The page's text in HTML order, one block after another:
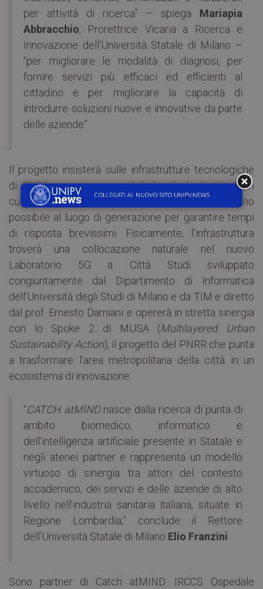
per attività di ricerca” – spiega Mariapia
Abbracchio, Prorettrice Vicaria a Ricerca e
Innovazione dell’Università Statale di Milano –
“per migliorare le modalità di diagnosi, per
fornire servizi più efficaci ed efficienti al
cittadino e per migliorare la capacità di
introdurre soluzioni nuove e innovative da parte
delle aziende”.
Il progetto insisterà sulle infrastrutture tecnologiche
di EDGE computing– modelli di calcolo distribuito in
cui l’elaborazione dei dati avviene il più vicino
possibile al luogo di generazione per garantire tempi
di risposta brevissimi. Fisicamente, l’infrastruttura
troverà una collocazione naturale nel nuovo
Laboratorio 5G a Città Studi sviluppato
congiuntamente dal Dipartimento di Informatica
dell’Università degli Studi di Milano e da TIM e diretto
dal prof. Ernesto Damiani e opererà in stretta sinergia
con lo Spoke 2 di MUSA (Multilayered Urban
Sustainability Action), il progetto del PNRR che punta
a trasformare l’area metropolitana della città in un
ecosistema di innovazione.
“CATCH atMINDnasce dalla ricerca di punta di
ambito biomedico, informatico e
dell’intelligenza artificiale presente in Statale e
negli atenei partner e rappresenta un modello
virtuoso di sinergia tra attori del contesto
accademico, dei servizi e delle aziende di alto
livello nell’industria sanitaria italiana, situate in
Regione Lombardia,” conclude il Rettore
dell’Università Statale di Milano Elio Franzini
Sono partner di Catch atMIND: IRCCS Ospedale